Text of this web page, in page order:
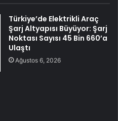
Türkiye’de Elektrikli Araç
Şarj Altyapısı Büyüyor: Şarj
Noktası Sayısı 45 Bin 660’a
Ulaştı
Ağustos 6, 2026